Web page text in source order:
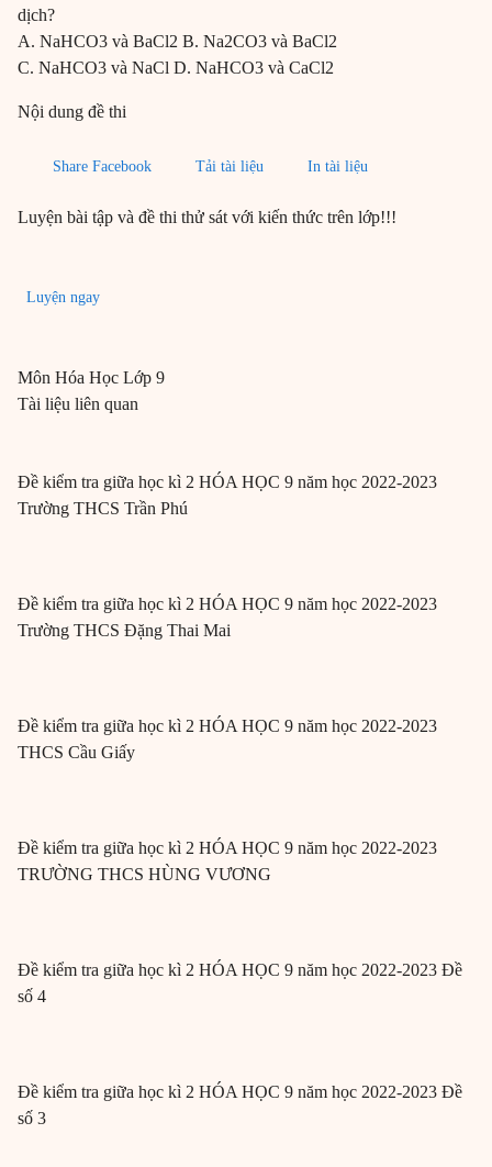
dịch?
A. NaHCO3 và BaCl2 B. Na2CO3 và BaCl2
C. NaHCO3 và NaCl D. NaHCO3 và CaCl2
Nội dung đề thi
Share Facebook Tải tài liệu In tài liệu
Luyện bài tập và đề thi thử sát với kiến thức trên lớp!!!
Luyện ngay
Môn Hóa Học Lớp 9
Tài liệu liên quan
Đề kiểm tra giữa học kì 2 HÓA HỌC 9 năm học 2022-2023
Trường THCS Trần Phú
Đề kiểm tra giữa học kì 2 HÓA HỌC 9 năm học 2022-2023
Trường THCS Đặng Thai Mai
Đề kiểm tra giữa học kì 2 HÓA HỌC 9 năm học 2022-2023
THCS Cầu Giấy
Đề kiểm tra giữa học kì 2 HÓA HỌC 9 năm học 2022-2023
TRƯỜNG THCS HÙNG VƯƠNG
Đề kiểm tra giữa học kì 2 HÓA HỌC 9 năm học 2022-2023 Đề
số 4
Đề kiểm tra giữa học kì 2 HÓA HỌC 9 năm học 2022-2023 Đề
số 3